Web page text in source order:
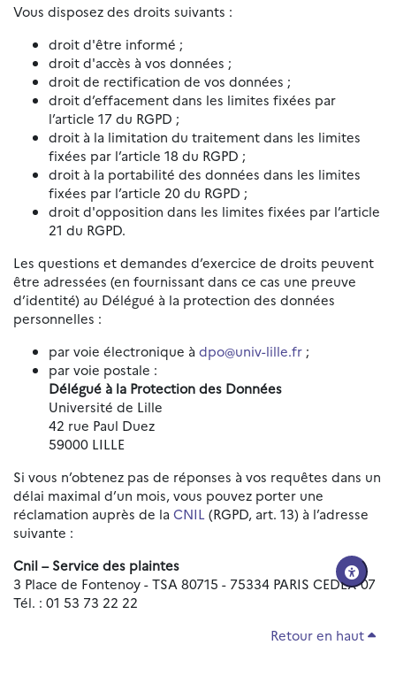
Vous disposez des droits suivants :
droit d'être informé ;
droit d'accès à vos données ;
droit de rectification de vos données ;
droit d’effacement dans les limites fixées par
l’article 17 du RGPD ;
droit à la limitation du traitement dans les limites
fixées par l’article 18 du RGPD ;
droit à la portabilité des données dans les limites
fixées par l’article 20 du RGPD ;
droit d'opposition dans les limites fixées par l’article
21 du RGPD.
Les questions et demandes d’exercice de droits peuvent
être adressées (en fournissant dans ce cas une preuve
d’identité) au Délégué à la protection des données
personnelles :
par voie électronique à dpo@univ-lille.fr ;
par voie postale :
Délégué à la Protection des Données
Université de Lille
42 rue Paul Duez
59000 LILLE
Si vous n’obtenez pas de réponses à vos requêtes dans un
délai maximal d’un mois, vous pouvez porter une
réclamation auprès de la CNIL (RGPD, art. 13) à l’adresse
suivante :
Cnil – Service des plaintes
3 Place de Fontenoy - TSA 80715 - 75334 PARIS CEDEX 07
Tél. : 01 53 73 22 22
Retour en haut